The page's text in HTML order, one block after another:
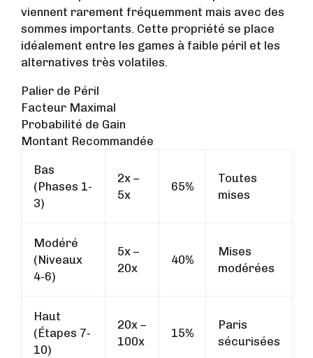
viennent rarement fréquemment mais avec des
sommes importants. Cette propriété se place
idéalement entre les games à faible péril et les
alternatives très volatiles.
Palier de Péril
Facteur Maximal
Probabilité de Gain
Montant Recommandée
Bas
(Phases 1-
3)
2x –
5x
65%
Toutes
mises
Modéré
(Niveaux
4-6)
5x –
20x
40%
Mises
modérées
Haut
(Étapes 7-
10)
20x –
100x
15%
Paris
sécurisées